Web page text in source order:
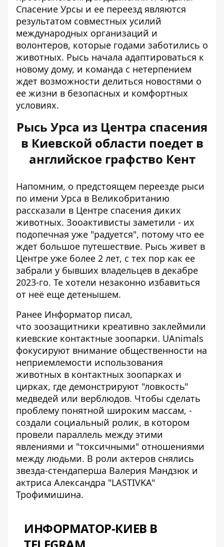
Спасение Урсы и ее переезд являются
результатом совместных усилий
международных организаций и
волонтеров, которые годами заботились о
животных. Рысь начала адаптироваться к
новому дому, и команда с нетерпением
ждет возможности делиться новостями о
ее жизни в безопасных и комфортных
условиях.
Рысь Урса из Центра спасения
в Киевской области поедет в
английское графство Кент
Напомним, о предстоящем переезде рыси
по имени Урса в Великобританию
рассказали в Центре спасения диких
животных. Зооактивисты заметили - их
подопечная уже "радуется", потому что ее
ждет большое путешествие. Рысь живет в
Центре уже более 2 лет, с тех пор как ее
забрали у бывших владельцев в декабре
2023-го. Те хотели незаконно избавиться
от неё еще детенышем.
Ранее Информатор писал,
что зоозащитники креативно заклеймили
киевские контактные зоопарки. UAnimals
фокусируют внимание общественности на
неприемлемости использования
животных в контактных зоопарках и
цирках, где демонстрируют "ловкость"
медведей или верблюдов. Чтобы сделать
проблему понятной широким массам, -
создали социальный ролик, в котором
провели параллель между этими
явлениями и "токсичными" отношениями
между людьми. В роли актеров снялись
звезда-стендаперша Валерия Мандзюк и
актриса Александра "LASTIVKA"
Трофимишина.
ИНФОРМАТОР-КИЕВ В